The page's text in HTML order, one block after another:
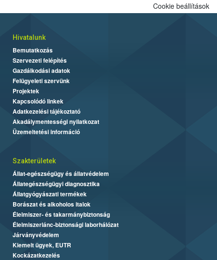
Cookie beállítások
Hivatalunk
Bemutatkozás
Szervezeti felépítés
Gazdálkodási adatok
Felügyeleti szervünk
Projektek
Kapcsolódó linkek
Adatkezelési tájékoztató
Akadálymentességi nyilatkozat
Üzemeltetési információ
Szakterületek
Állat-egészségügy és állatvédelem
Állategészségügyi diagnosztika
Állatgyógyászati termékek
Borászat és alkoholos italok
Élelmiszer- és takarmánybiztonság
Élelmiszerlánc-biztonsági laborhálózat
Járványvédelem
Kiemelt ügyek, EUTR
Kockázatkezelés